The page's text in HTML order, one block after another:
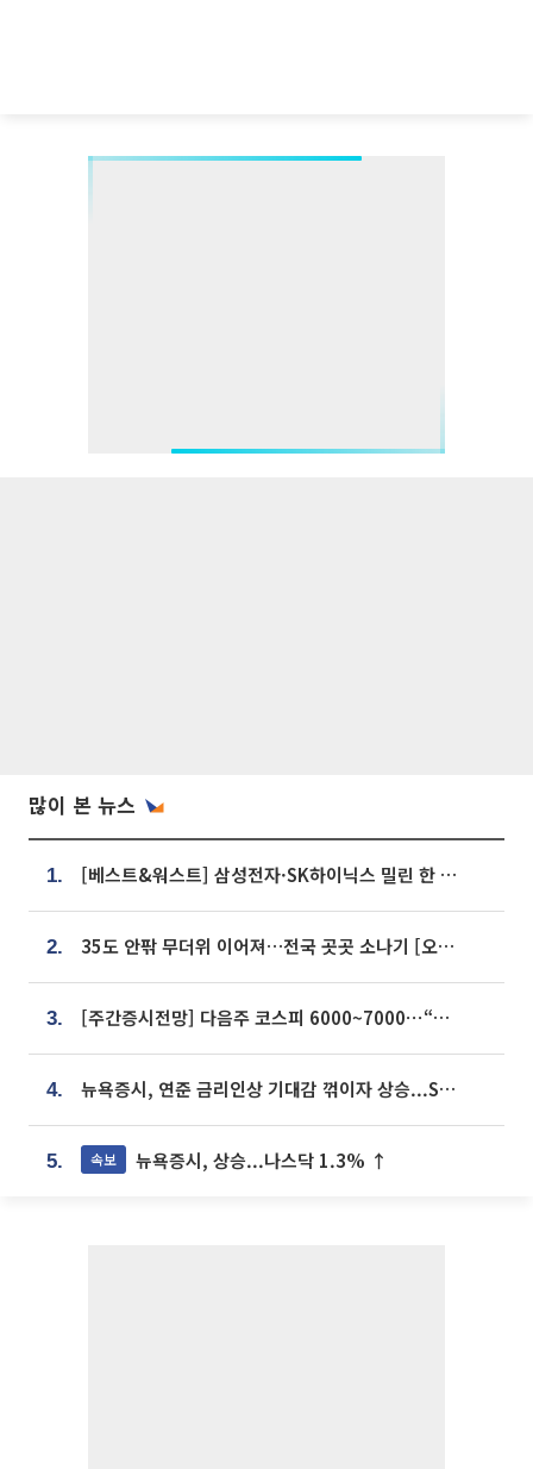
많이 본 뉴스
1. [베스트&워스트] 삼성전자·SK하이닉스 밀린 한 주…상상인증권은 85% 급등
2. 35도 안팎 무더위 이어져…전국 곳곳 소나기 [오늘 날씨]
3. [주간증시전망] 다음주 코스피 6000~7000⋯“外人 수급은 정책이 변수”
4. 뉴욕증시, 연준 금리인상 기대감 꺾이자 상승...S&P500 사상 최고치 [종합]
5. 속보 뉴욕증시, 상승...나스닥 1.3% ↑